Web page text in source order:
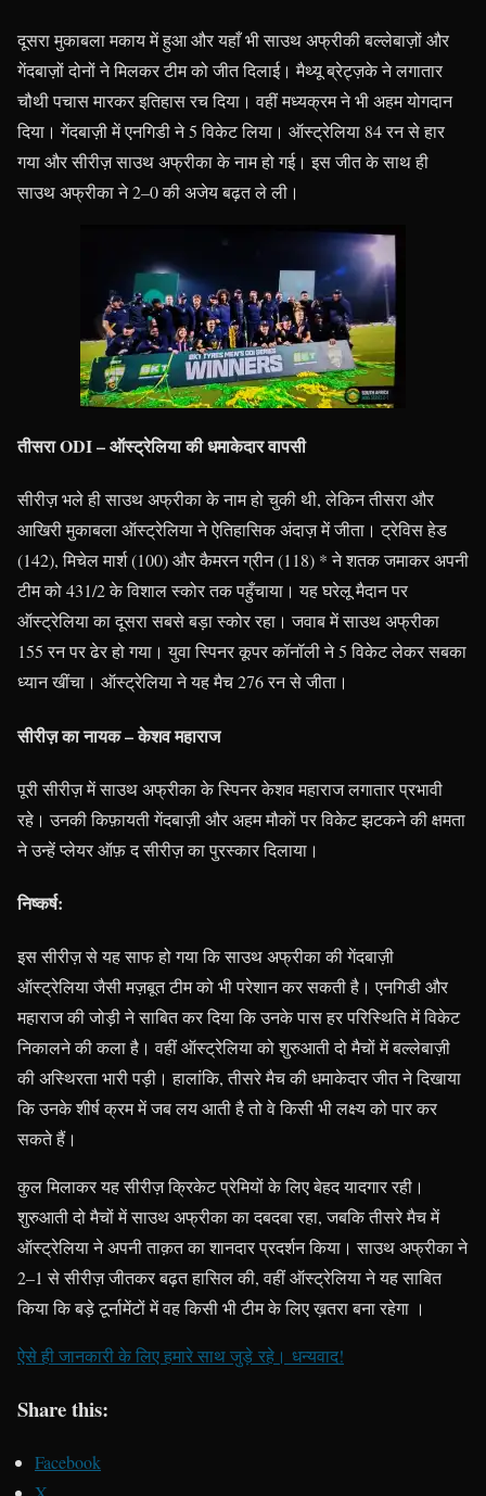
दूसरा मुकाबला मकाय में हुआ और यहाँ भी साउथ अफ्रीकी बल्लेबाज़ों और
गेंदबाज़ों दोनों ने मिलकर टीम को जीत दिलाई। मैथ्यू ब्रेट्ज़के ने लगातार
चौथी पचास मारकर इतिहास रच दिया। वहीं मध्यक्रम ने भी अहम योगदान
दिया। गेंदबाज़ी में एनगिडी ने 5 विकेट लिया। ऑस्ट्रेलिया 84 रन से हार
गया और सीरीज़ साउथ अफ्रीका के नाम हो गई। इस जीत के साथ ही
साउथ अफ्रीका ने 2–0 की अजेय बढ़त ले ली।
तीसरा ODI – ऑस्ट्रेलिया की धमाकेदार वापसी
सीरीज़ भले ही साउथ अफ्रीका के नाम हो चुकी थी, लेकिन तीसरा और
आखिरी मुकाबला ऑस्ट्रेलिया ने ऐतिहासिक अंदाज़ में जीता। ट्रेविस हेड
(142), मिचेल मार्श (100) और कैमरन ग्रीन (118) * ने शतक जमाकर अपनी
टीम को 431/2 के विशाल स्कोर तक पहुँचाया। यह घरेलू मैदान पर
ऑस्ट्रेलिया का दूसरा सबसे बड़ा स्कोर रहा। जवाब में साउथ अफ्रीका
155 रन पर ढेर हो गया। युवा स्पिनर कूपर कॉनॉली ने 5 विकेट लेकर सबका
ध्यान खींचा। ऑस्ट्रेलिया ने यह मैच 276 रन से जीता।
सीरीज़ का नायक – केशव महाराज
पूरी सीरीज़ में साउथ अफ्रीका के स्पिनर केशव महाराज लगातार प्रभावी
रहे। उनकी किफ़ायती गेंदबाज़ी और अहम मौकों पर विकेट झटकने की क्षमता
ने उन्हें प्लेयर ऑफ़ द सीरीज़ का पुरस्कार दिलाया।
निष्कर्ष:
इस सीरीज़ से यह साफ हो गया कि साउथ अफ्रीका की गेंदबाज़ी
ऑस्ट्रेलिया जैसी मज़बूत टीम को भी परेशान कर सकती है। एनगिडी और
महाराज की जोड़ी ने साबित कर दिया कि उनके पास हर परिस्थिति में विकेट
निकालने की कला है। वहीं ऑस्ट्रेलिया को शुरुआती दो मैचों में बल्लेबाज़ी
की अस्थिरता भारी पड़ी। हालांकि, तीसरे मैच की धमाकेदार जीत ने दिखाया
कि उनके शीर्ष क्रम में जब लय आती है तो वे किसी भी लक्ष्य को पार कर
सकते हैं।
कुल मिलाकर यह सीरीज़ क्रिकेट प्रेमियों के लिए बेहद यादगार रही।
शुरुआती दो मैचों में साउथ अफ्रीका का दबदबा रहा, जबकि तीसरे मैच में
ऑस्ट्रेलिया ने अपनी ताक़त का शानदार प्रदर्शन किया। साउथ अफ्रीका ने
2–1 से सीरीज़ जीतकर बढ़त हासिल की, वहीं ऑस्ट्रेलिया ने यह साबित
किया कि बड़े टूर्नामेंटों में वह किसी भी टीम के लिए ख़तरा बना रहेगा ।
ऐसे ही जानकारी के लिए हमारे साथ जुड़े रहे। धन्यवाद!
Share this:
Facebook